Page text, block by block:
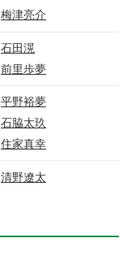
梅津亮介
石田滉
前里歩夢
平野裕夢
石脇太玖
住家真幸
清野遼太